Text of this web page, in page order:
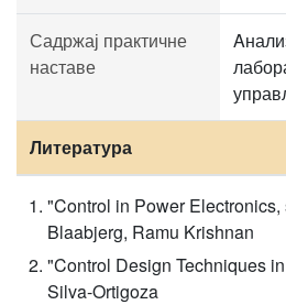
Садржај практичне
наставе
Литература
"Control in Power
Blaabjerg, Ramu Krishnan
"Control Design Techniques
Silva-Ortigoza